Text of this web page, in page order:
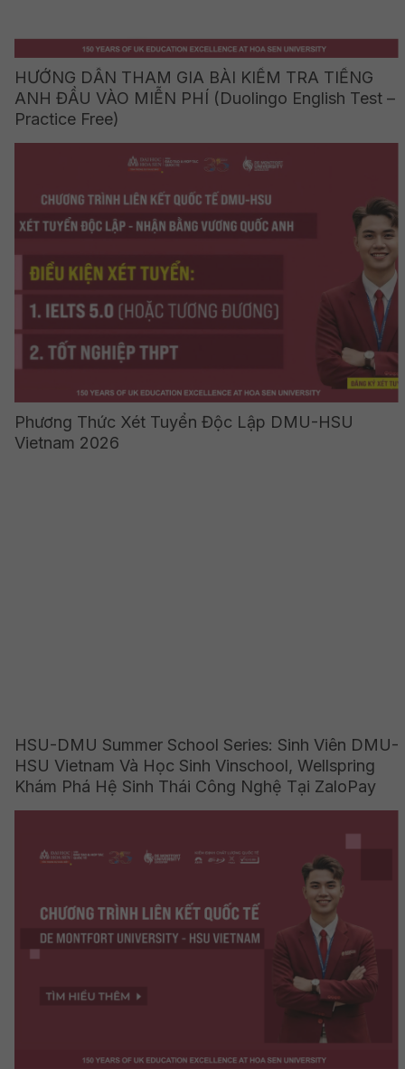
HƯỚNG DẪN THAM GIA BÀI KIỂM TRA TIẾNG
ANH ĐẦU VÀO MIỄN PHÍ (Duolingo English Test –
Practice Free)
Phương Thức Xét Tuyển Độc Lập DMU-HSU
Vietnam 2026
HSU-DMU Summer School Series: Sinh Viên DMU-
HSU Vietnam Và Học Sinh Vinschool, Wellspring
Khám Phá Hệ Sinh Thái Công Nghệ Tại ZaloPay